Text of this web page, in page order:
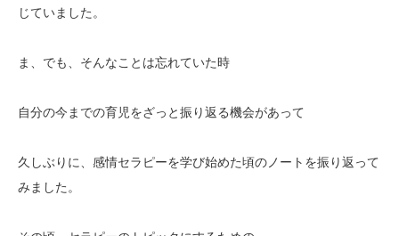
じていました。
ま、でも、そんなことは忘れていた時
自分の今までの育児をざっと振り返る機会があって
久しぶりに、感情セラピーを学び始めた頃のノートを振り返って
みました。